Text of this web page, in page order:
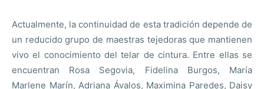
Actualmente, la continuidad de esta tradición depende de
un reducido grupo de maestras tejedoras que mantienen
vivo el conocimiento del telar de cintura. Entre ellas se
encuentran Rosa Segovia, Fidelina Burgos, María
Marlene Marín, Adriana Ávalos, Maximina Paredes, Daisy